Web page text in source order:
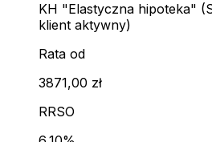
KH "Elastyczna hipoteka"
klient aktywny)
Rata od
3871,00 zł
RRSO